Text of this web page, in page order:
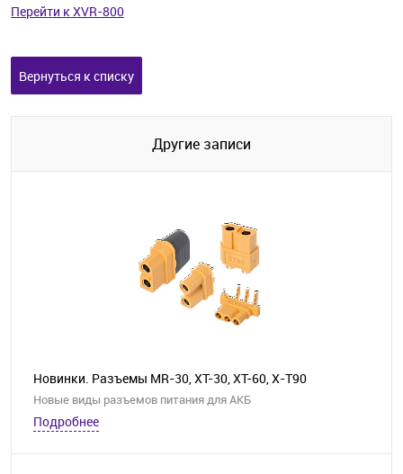
Перейти к XVR-800
Вернуться к списку
Другие записи
Новинки. Разъемы MR-30, XT-30, XT-60, X-T90
Новые виды разъемов питания для АКБ
Подробнее